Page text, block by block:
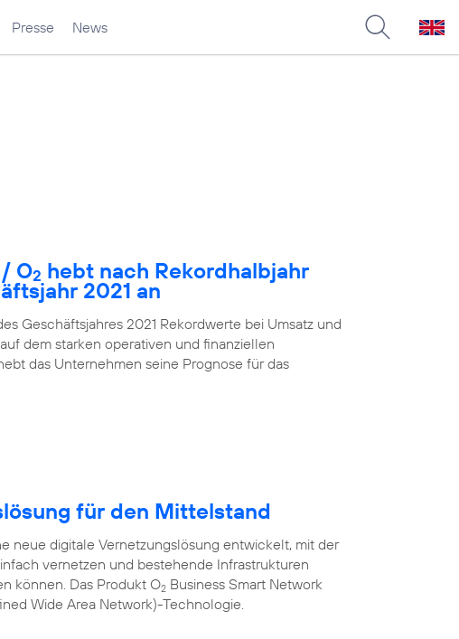
Presse News
O2 hebt nach Rekordhalbjahr
2021 an
Geschäftsjahres 2021 Rekordwerte bei Umsatz und
dem starken operativen und finanziellen
das Unternehmen seine Prognose für das
für den Mittelstand
neue digitale Vernetzungslösung entwickelt, mit der
vernetzen und bestehende Infrastrukturen
können. Das Produkt O2 Business Smart Network
Wide Area Network)-Technologie.